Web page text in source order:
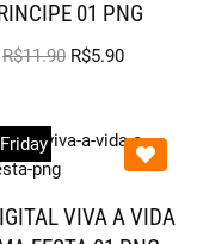
01 PNG
R$11.90 R$5.90
VIVA A VIDA